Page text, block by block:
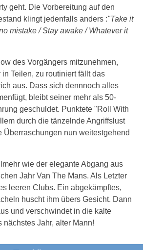
geht. Die Vorbereitung auf den
klingt jedenfalls anders :"Take it
mistake / Stay awake / Whatever it
des Vorgängers mitzunehmen,
Teilen, zu routiniert fällt das
aus. Dass sich dennnoch alles
bleibt seiner mehr als 50-
geschuldet. Punktete "Roll With
durch die tänzelnde Angriffslust
Überraschungen nun weitestgehend
wie der elegante Abgang aus
Jahr Van The Mans. Als Letzter
leeren Clubs. Ein abgekämpftes,
huscht ihm übers Gesicht. Dann
und verschwindet in die kalte
nächstes Jahr, alter Mann!